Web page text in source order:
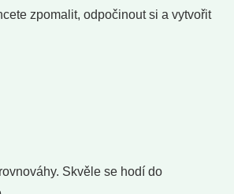
zpomalit, odpočinout si a vytvořit
Skvěle se hodí do